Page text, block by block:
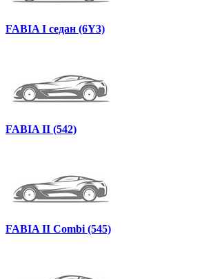
FABIA I седан (6Y3)
FABIA II (542)
FABIA II Combi (545)